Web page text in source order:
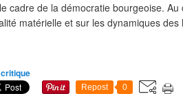
cadre de la démocratie bourgeoise.
matérielle et sur les dynamiques des
Repost 0